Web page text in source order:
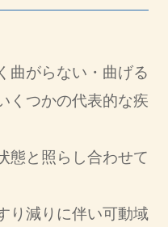
曲がらない・曲げる
くつかの代表的な疾
態と照らし合わせて
り減りに伴い可動域